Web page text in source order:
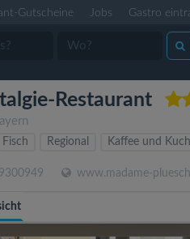
Gutscheine Jobs Gastro
Restaurant
Fisch Regional Kaffee und
www.madame-